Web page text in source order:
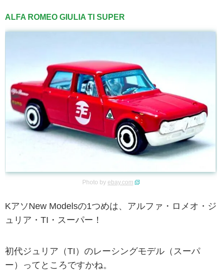
ALFA ROMEO GIULIA TI SUPER
Photo by ebay.com
KアソNew Modelsの1つめは、アルファ・ロメオ・ジ
ュリア・TI・スーパー！
初代ジュリア（TI）のレーシングモデル（スーパ
ー）ってところですかね。